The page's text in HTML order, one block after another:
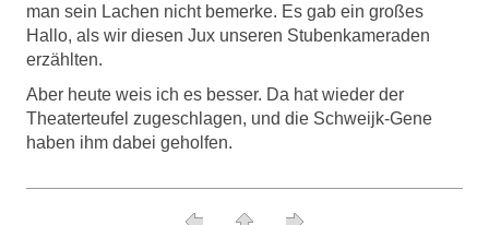
man sein Lachen nicht bemerke. Es gab ein großes
Hallo, als wir diesen Jux unseren Stubenkameraden
erzählten.
Aber heute weis ich es besser. Da hat wieder der
Theaterteufel zugeschlagen, und die Schweijk-Gene
haben ihm dabei geholfen.